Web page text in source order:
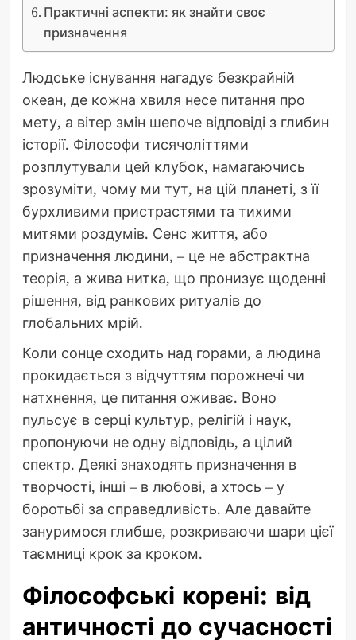
Практичні аспекти: як знайти своє
призначення
Людське існування нагадує безкрайній
океан, де кожна хвиля несе питання про
мету, а вітер змін шепоче відповіді з глибин
історії. Філософи тисячоліттями
розплутували цей клубок, намагаючись
зрозуміти, чому ми тут, на цій планеті, з її
бурхливими пристрастями та тихими
митями роздумів. Сенс життя, або
призначення людини, – це не абстрактна
теорія, а жива нитка, що пронизує щоденні
рішення, від ранкових ритуалів до
глобальних мрій.
Коли сонце сходить над горами, а людина
прокидається з відчуттям порожнечі чи
натхнення, це питання оживає. Воно
пульсує в серці культур, релігій і наук,
пропонуючи не одну відповідь, а цілий
спектр. Деякі знаходять призначення в
творчості, інші – в любові, а хтось – у
боротьбі за справедливість. Але давайте
зануримося глибше, розкриваючи шари цієї
таємниці крок за кроком.
Філософські корені: від
античності до сучасності